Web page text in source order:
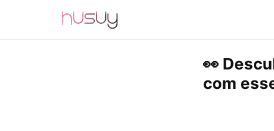
👀
com